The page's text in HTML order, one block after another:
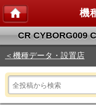
機
CR CYBORG009
＜機種データ・設置店